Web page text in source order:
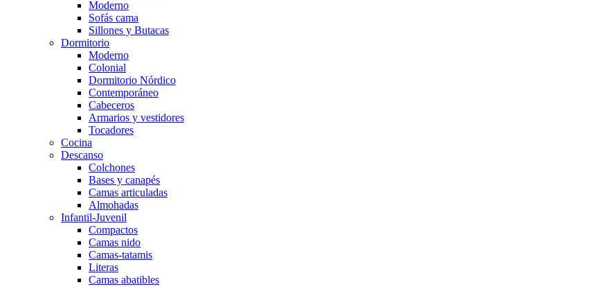
Moderno
Sofás cama
Sillones y Butacas
Dormitorio
Moderno
Colonial
Dormitorio Nórdico
Contemporáneo
Cabeceros
Armarios y vestidores
Tocadores
Cocina
Descanso
Colchones
Bases y canapés
Camas articuladas
Almohadas
Infantil-Juvenil
Compactos
Camas nido
Camas-tatamis
Literas
Camas abatibles